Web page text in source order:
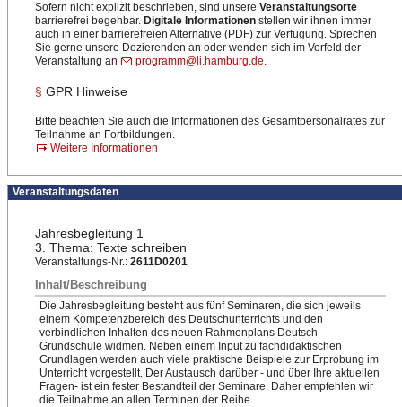
Sofern nicht explizit beschrieben, sind unsere Veranstaltungsorte
barrierefrei begehbar. Digitale Informationen stellen wir ihnen immer
auch in einer barrierefreien Alternative (PDF) zur Verfügung. Sprechen
Sie gerne unsere Dozierenden an oder wenden sich im Vorfeld der
Veranstaltung an
programm@li.hamburg.de.
§ GPR Hinweise
Bitte beachten Sie auch die Informationen des Gesamtpersonalrates zur
Teilnahme an Fortbildungen.
Weitere Informationen
Veranstaltungsdaten
Jahresbegleitung 1
3. Thema: Texte schreiben
Veranstaltungs-Nr.: 2611D0201
Inhalt/Beschreibung
Die Jahresbegleitung besteht aus fünf Seminaren, die sich jeweils
einem Kompetenzbereich des Deutschunterrichts und den
verbindlichen Inhalten des neuen Rahmenplans Deutsch
Grundschule widmen. Neben einem Input zu fachdidaktischen
Grundlagen werden auch viele praktische Beispiele zur Erprobung im
Unterricht vorgestellt. Der Austausch darüber - und über Ihre aktuellen
Fragen- ist ein fester Bestandteil der Seminare. Daher empfehlen wir
die Teilnahme an allen Terminen der Reihe.